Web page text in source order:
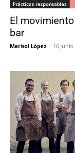
Prácticas responsables
El
bar
Marisol López - 16 junio